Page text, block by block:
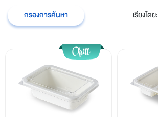
สินค้าทั้งหมด
กรองการค้นหา เรียงโดย: